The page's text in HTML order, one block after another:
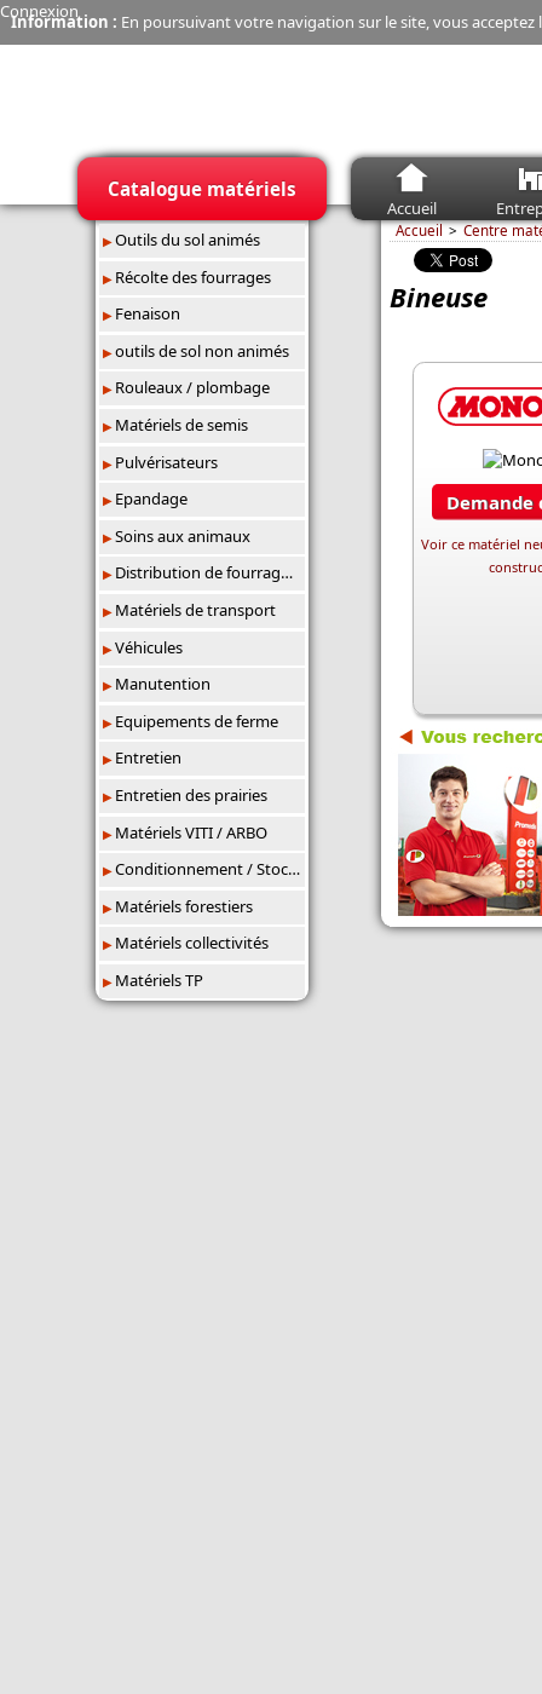
Information : En poursuivant votre navigation sur le site, vous
Connexion
Accueil
Catalogue matériels
Outils du sol animés
Récolte des fourrages
Fenaison
outils de sol non animés
Rouleaux / plombage
Matériels de semis
Pulvérisateurs
Epandage
Soins aux animaux
Distribution de fourrages/paillage
Matériels de transport
Véhicules
Manutention
Equipements de ferme
Entretien
Entretien des prairies
Matériels VITI / ARBO
Conditionnement / Stockage
Matériels forestiers
Matériels collectivités
Matériels TP
Accueil Centre
Bineuse
Demande
Voir ce matériel